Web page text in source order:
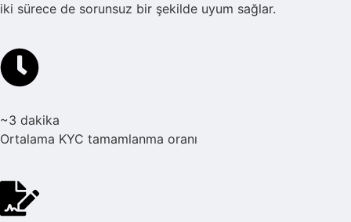
iki sürece de sorunsuz bir şekilde uyum sağlar.
~3 dakika
Ortalama KYC tamamlanma oranı